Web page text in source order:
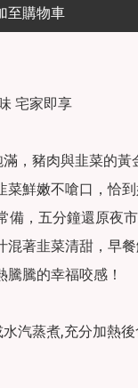
至購物車
宅家即享
，豬肉與韭菜的黃
鮮嫩不嗆口，恰到
備，五分鐘還原夜
混著韭菜清甜，早
騰的幸福咬感！
汽蒸煮,充分加熱